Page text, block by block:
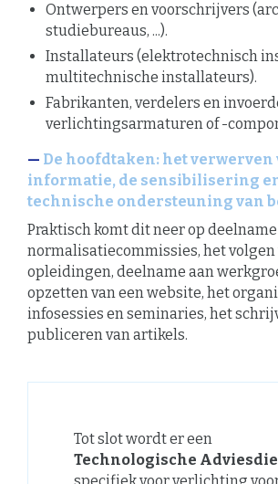
Ontwerpers en voorschrijvers
studiebureaus, ...).
Installateurs (elektrotechnisch
multitechnische installateurs).
Fabrikanten, verdelers en
verlichtingsarmaturen of -
De hoofdtaken: het verwerven
informatie, de sensibilisering
technische ondersteuning van
Praktisch komt dit neer op
normalisatiecommissies, het volgen
opleidingen, deelname aan
opzetten van een website, het
infosessies en seminaries, het
publiceren van artikels.
Tot slot wordt er een
Technologische